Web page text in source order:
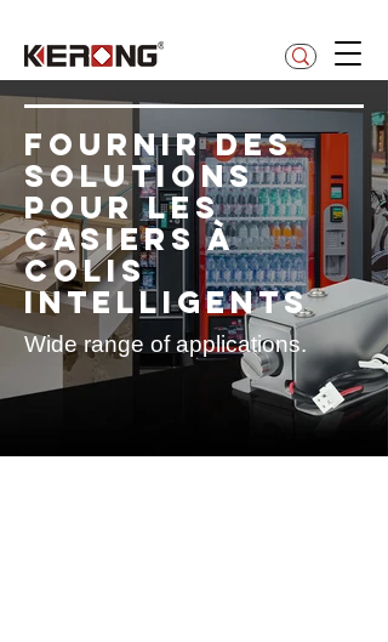
Fournir des
solutions
pour les
casiers à
colis
intelligents
Wide range of applications.